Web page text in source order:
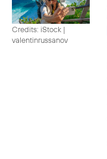
Credits: iStock |
valentinrussanov